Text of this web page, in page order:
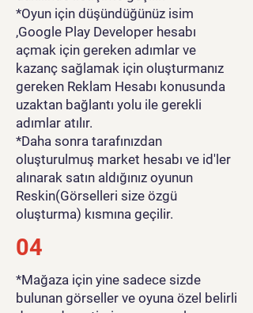
*Oyun için düşündüğünüz isim
,Google Play Developer hesabı
açmak için gereken adımlar ve
kazanç sağlamak için oluşturmanız
gereken Reklam Hesabı konusunda
uzaktan bağlantı yolu ile gerekli
adımlar atılır.
*Daha sonra tarafınızdan
oluşturulmuş market hesabı ve id'ler
alınarak satın aldığınız oyunun
Reskin(Görselleri size özgü
oluşturma) kısmına geçilir.
04
*Mağaza için yine sadece sizde
bulunan görseller ve oyuna özel belirli